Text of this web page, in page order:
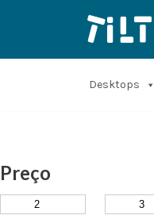
para
Desktops
Preço